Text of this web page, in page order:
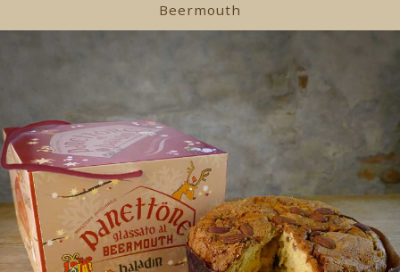
Beermouth